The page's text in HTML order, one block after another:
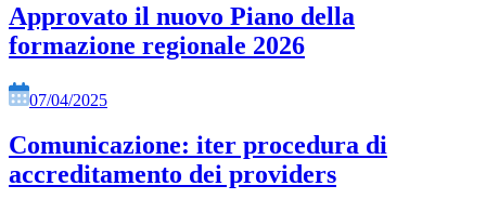
Approvato il nuovo Piano della
formazione regionale 2026
07/04/2025
Comunicazione: iter procedura di
accreditamento dei providers